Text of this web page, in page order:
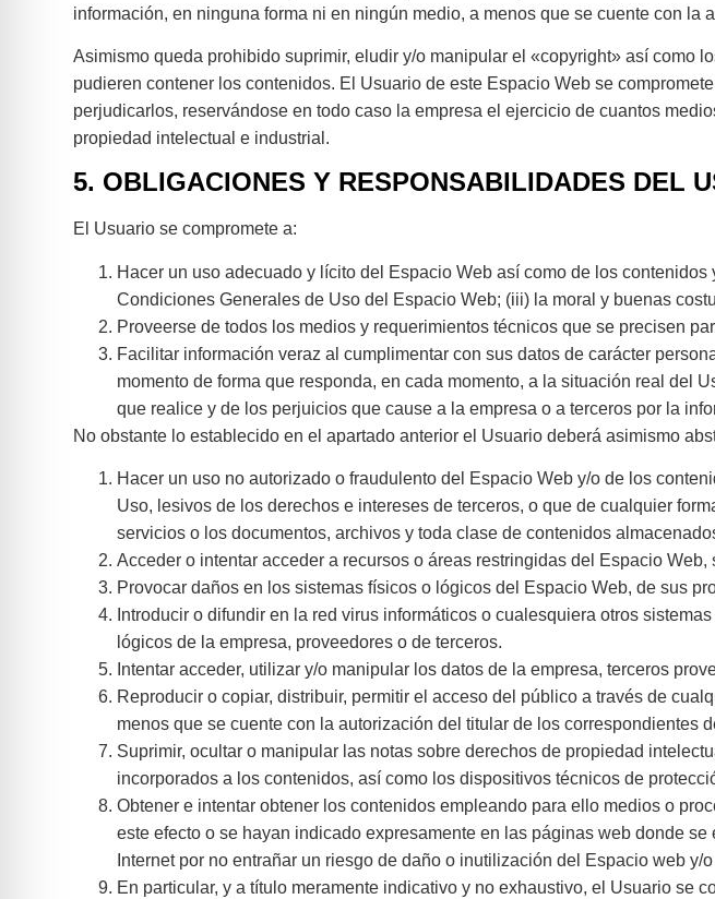
información, en ninguna forma ni en ningún medio, a menos que se cuente con la
Asimismo queda prohibido suprimir, eludir y/o manipular el «copyright» así como
pudieren contener los contenidos. El Usuario de este Espacio Web se
perjudicarlos, reservándose en todo caso la empresa el ejercicio de cuantos
propiedad intelectual e industrial.
5. OBLIGACIONES Y RESPONSABILIDADES DEL
El Usuario se compromete a:
Hacer un uso adecuado y lícito del Espacio Web así como de los
Condiciones Generales de Uso del Espacio Web; (iii) la moral y buenas
Proveerse de todos los medios y requerimientos técnicos que se precisen
Facilitar información veraz al cumplimentar con sus datos de carácter
momento de forma que responda, en cada momento, a la situación real del
que realice y de los perjuicios que cause a la empresa o a terceros por la
No obstante lo establecido en el apartado anterior el Usuario deberá asimismo
Hacer un uso no autorizado o fraudulento del Espacio Web y/o de los
Uso, lesivos de los derechos e intereses de terceros, o que de cualquier
servicios o los documentos, archivos y toda clase de contenidos
Acceder o intentar acceder a recursos o áreas restringidas del Espacio
Provocar daños en los sistemas físicos o lógicos del Espacio Web, de sus
Introducir o difundir en la red virus informáticos o cualesquiera otros
lógicos de la empresa, proveedores o de terceros.
Intentar acceder, utilizar y/o manipular los datos de la empresa, terceros
Reproducir o copiar, distribuir, permitir el acceso del público a través de
menos que se cuente con la autorización del titular de los correspondientes
Suprimir, ocultar o manipular las notas sobre derechos de propiedad
incorporados a los contenidos, así como los dispositivos técnicos de
Obtener e intentar obtener los contenidos empleando para ello medios o
este efecto o se hayan indicado expresamente en las páginas web donde
Internet por no entrañar un riesgo de daño o inutilización del Espacio web y/
En particular, y a título meramente indicativo y no exhaustivo, el Usuario se